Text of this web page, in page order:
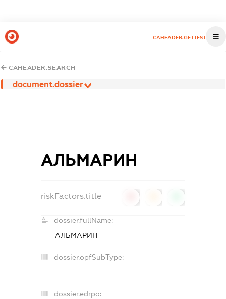
CAHEADER.GETTEST
CAHEADER.SEARCH
document.dossier
АЛЬМАРИН
riskFactors.title
dossier.fullName:
АЛЬМАРИН
dossier.opfSubType:
-
dossier.edrpo: